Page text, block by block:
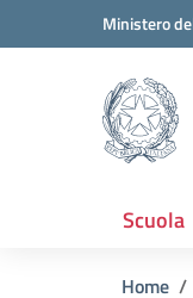
Vai ai contenuti
Vai al menu diMinistero
Scuola
Home